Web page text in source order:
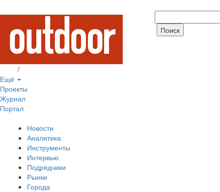
/
Ещё
Проекты
Журнал
Портал
Новости
Аналитика
Инструменты
Интервью
Подрядчики
Рынки
Города